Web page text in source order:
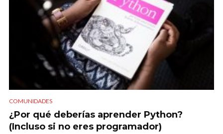
COMUNIDADES
¿Por qué deberías aprender Python?
(Incluso si no eres programador)